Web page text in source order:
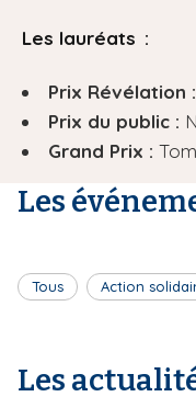
Les lauréats :
Prix Révélation :
Prix du public :
Grand Prix :
Les
Tous Action
Les